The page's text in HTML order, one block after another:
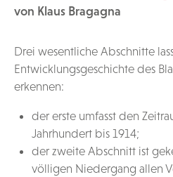
von Klaus Bragagna
Drei wesentliche Abschnitte
Entwicklungsgeschichte des
erkennen:
der erste umfasst den
Jahrhundert bis 1914;
der zweite Abschnitt ist
völligen Niedergang allen